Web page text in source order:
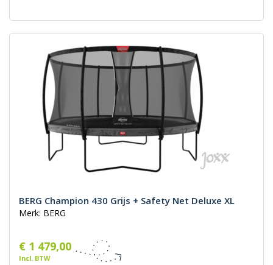
BERG Champion 430 Grijs + Safety Net Deluxe XL
Merk: BERG
€ 1 479,00
Incl. BTW